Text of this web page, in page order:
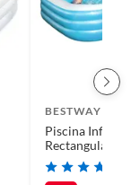
BESTWAY
Piscina Inflable
Rectangular
Family
1161l